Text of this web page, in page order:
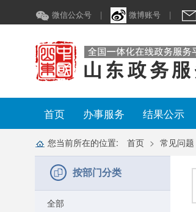
微信公众号 | 微博账号 |
首页 办事服务 结果公示
您当前所在的位置: 首页 常见问题
按部门分类
全部